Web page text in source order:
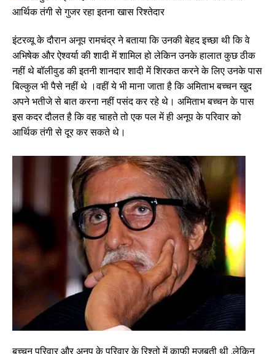
इंटरव्यू के दौरान अनूप रामचंद्र ने बताया कि उनकी बेहद इच्छा थी कि वे
अभिषेक और ऐश्वर्या की शादी में शामिल हो लेकिन उनके हालात कुछ ठीक
नहीं थे बॉलीवुड की इतनी शानदार शादी में शिरकत करने के लिए उनके पास
बिल्कुल भी पैसे नहीं थे ।वहीं ये भी माना जाता है कि अमिताभ बच्चन खुद
अपने भतीजे से बात करना नहीं पसंद कर रहे थे। अमिताभ बच्चन के पास
इस कदर दौलत है कि वह चाहते तो एक पल में ही अनूप के परिवार को
आर्थिक तंगी से दूर कर सकते थे।
बच्चन परिवार और अनूप के परिवार के रिश्तो में काफी मजबूती थी ,लेकिन